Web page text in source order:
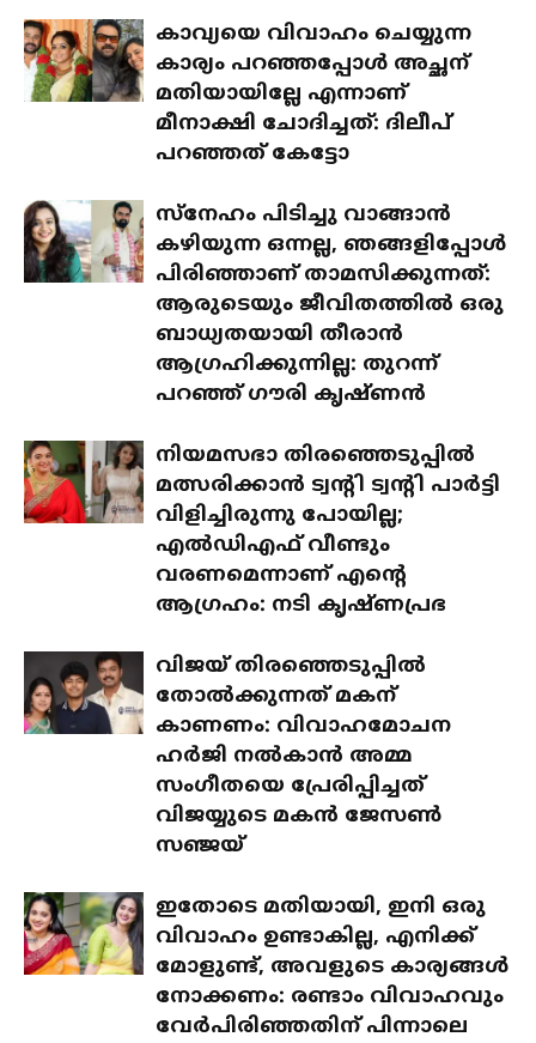
കാവ്യയെ വിവാഹം ചെയ്യുന്ന
കാര്യം പറഞ്ഞപ്പോൾ അച്ഛന്
മതിയായില്ലേ എന്നാണ്
മീനാക്ഷി ചോദിച്ചത്: ദിലീപ്
പറഞ്ഞത് കേട്ടോ
സ്‌നേഹം പിടിച്ചു വാങ്ങാൻ
കഴിയുന്ന ഒന്നല്ല, ഞങ്ങളിപ്പോൾ
പിരിഞ്ഞാണ് താമസിക്കുന്നത്:
ആരുടെയും ജീവിതത്തിൽ ഒരു
ബാധ്യതയായി തീരാൻ
ആഗ്രഹിക്കുന്നില്ല: തുറന്ന്
പറഞ്ഞ് ഗൗരി കൃഷ്ണൻ
നിയമസഭാ തിരഞ്ഞെടുപ്പിൽ
മത്സരിക്കാൻ ട്വന്റി ട്വന്റി പാർട്ടി
വിളിച്ചിരുന്നു പോയില്ല;
എൽഡിഎഫ് വീണ്ടും
വരണമെന്നാണ് എന്റെ
ആഗ്രഹം: നടി കൃഷ്ണപ്രഭ
വിജയ് തിരഞ്ഞെടുപ്പിൽ
തോൽക്കുന്നത് മകന്
കാണണം: വിവാഹമോചന
ഹർജി നൽകാൻ അമ്മ
സംഗീതയെ പ്രേരിപ്പിച്ചത്
വിജയ്യുടെ മകൻ ജേസൺ
സഞ്ജയ്
ഇതോടെ മതിയായി, ഇനി ഒരു
വിവാഹം ഉണ്ടാകില്ല, എനിക്ക്
മോളുണ്ട്, അവളുടെ കാര്യങ്ങൾ
നോക്കണം: രണ്ടാം വിവാഹവും
വേർപിരിഞ്ഞതിന് പിന്നാലെ